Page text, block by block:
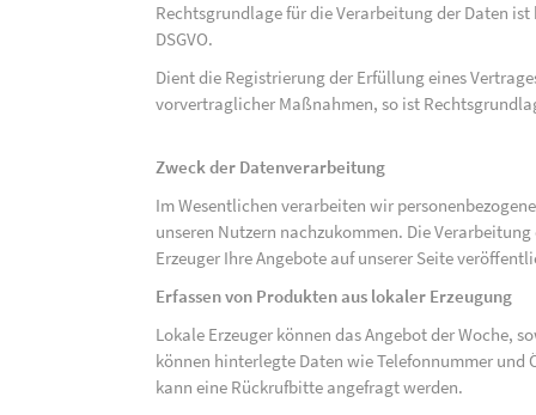
Rechtsgrundlage für die Verarbeitung der Daten
DSGVO.
Dient die Registrierung der Erfüllung eines
vorvertraglicher Maßnahmen, so ist
Zweck der Datenverarbeitung
Im Wesentlichen verarbeiten wir
unseren Nutzern nachzukommen. Die
Erzeuger Ihre Angebote auf unserer Seite
Erfassen von Produkten aus lokaler Erzeugung
Lokale Erzeuger können das Angebot der Woche,
können hinterlegte Daten wie Telefonnummer und
kann eine Rückrufbitte angefragt werden.